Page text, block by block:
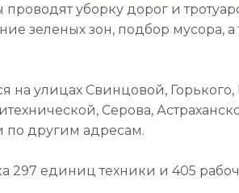
уборку дорог и
зеленых зон, подбор мусора,
на улицах Свинцовой,
Серова,
по другим адресам.
297 единиц техники и 405